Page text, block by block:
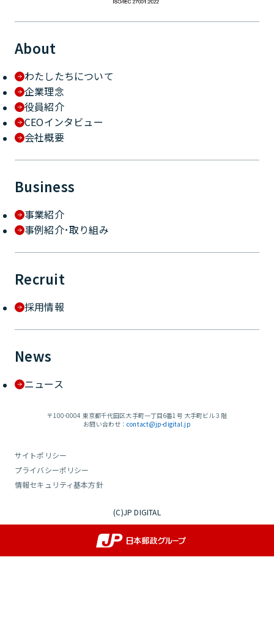
About
わたしたちについて
企業理念
役員紹介
CEOインタビュー
会社概要
Business
事業紹介
事例紹介･取り組み
Recruit
採用情報
News
ニュース
〒100-0004 東京都千代田区大手町一丁目6番1号 大手町ビル３階
お問い合わせ：contact@jp-digital.jp
サイトポリシー
プライバシーポリシー
情報セキュリティ基本方針
(C)JP DIGITAL